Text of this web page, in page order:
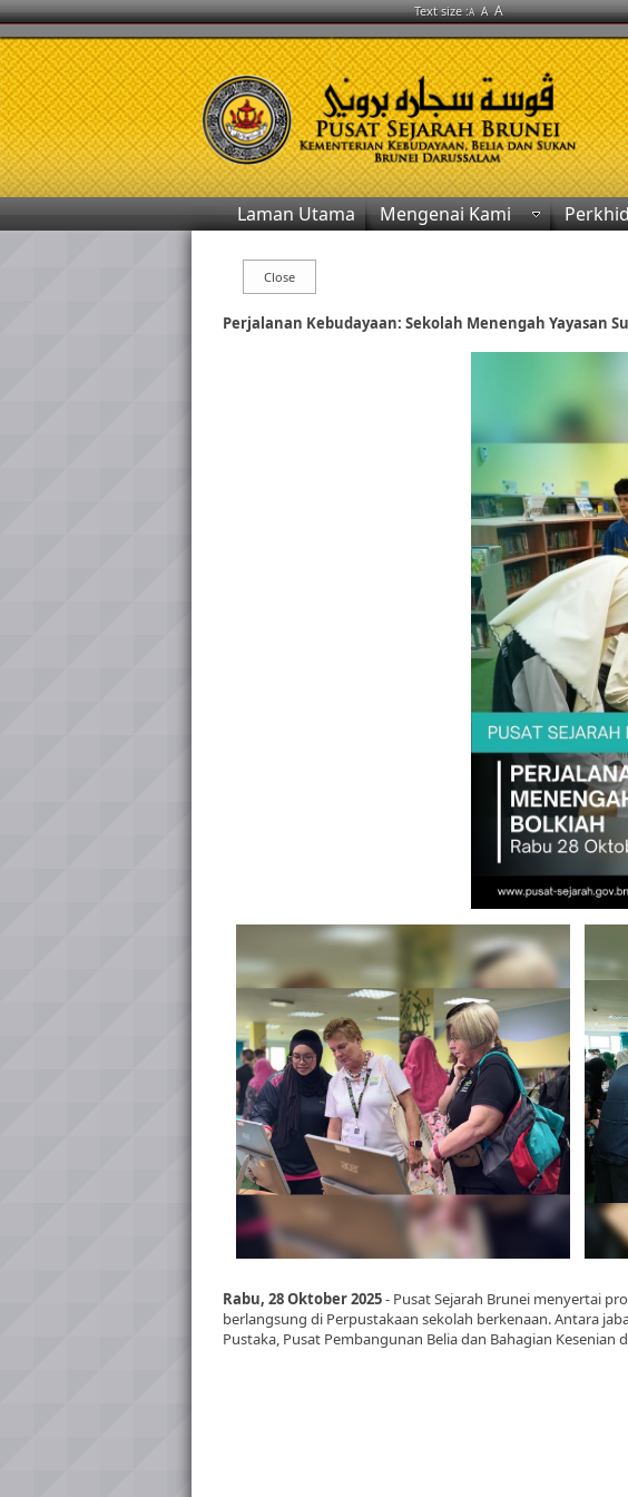
Text size :A A A
Laman Utama Mengenai Kami
Perjalanan Kebudayaan: Sekolah Menengah Yayasan
Rabu, 28 Oktober 2025- Pusat Sejarah Brunei menyertai
berlangsung di Perpustakaan sekolah berkenaan. Antara
Pustaka, Pusat Pembangunan Belia dan Bahagian Kesenian